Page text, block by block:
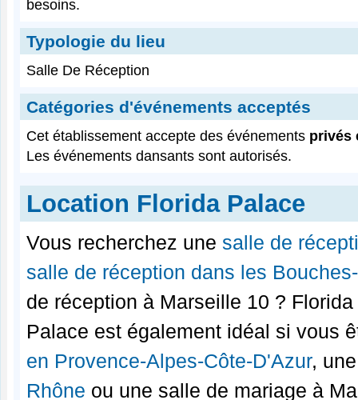
besoins.
Typologie du lieu
Salle De Réception
Catégories d'événements acceptés
Cet établissement accepte des événements privés
Les événements dansants sont autorisés.
Location Florida Palace
Vous recherchez une salle de
salle de réception dans les
de réception à Marseille 10 ?
Palace est également idéal si vous
en Provence-Alpes-Côte-D'Azur,
Rhône ou une salle de mariage à